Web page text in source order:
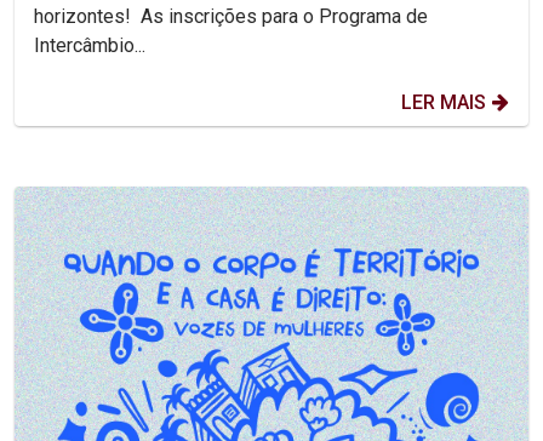
horizontes! As inscrições para o Programa de
Intercâmbio...
LER MAIS